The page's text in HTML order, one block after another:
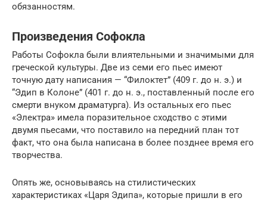
обязанностям.
Произведения Софокла
Работы Софокла были влиятельными и значимыми для
греческой культуры. Две из семи его пьес имеют
точную дату написания — “Филоктет” (409 г. до н. э.) и
“Эдип в Колоне” (401 г. до н. э., поставленный после его
смерти внуком драматурга). Из остальных его пьес
«Электра» имела поразительное сходство с этими
двумя пьесами, что поставило на передний план тот
факт, что она была написана в более позднее время его
творчества.
Опять же, основываясь на стилистических
характеристиках «Царя Эдипа», которые пришли в его